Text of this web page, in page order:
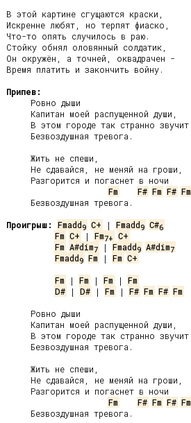
В этой картине сгущаются краски,
Искренне любят, но терпят фиаско,
Что-то опять случилось в раю.
Стойку обнял оловянный солдатик,
Он окружён, а точней, оквадрачен -
Время платить и закончить войну.
Припев:
Fm
F# Fm F# Fm
Проигрыш:
Fmadd9 C+ | Fmadd9 C#6
Fm C+ | Fm7+ C+
Fm A#dim7 | Fmadd9 A#dim7
Fmadd9 Fm | Fm C+
Fm | Fm | Fm | Fm
D# | D# | Fm | F# Fm F# Fm
Fm
F# Fm F# Fm